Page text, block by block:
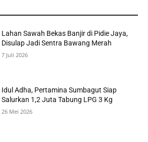
Lahan Sawah Bekas Banjir di Pidie Jaya,
Disulap Jadi Sentra Bawang Merah
7 Juli 2026
Idul Adha, Pertamina Sumbagut Siap
Salurkan 1,2 Juta Tabung LPG 3 Kg
26 Mei 2026